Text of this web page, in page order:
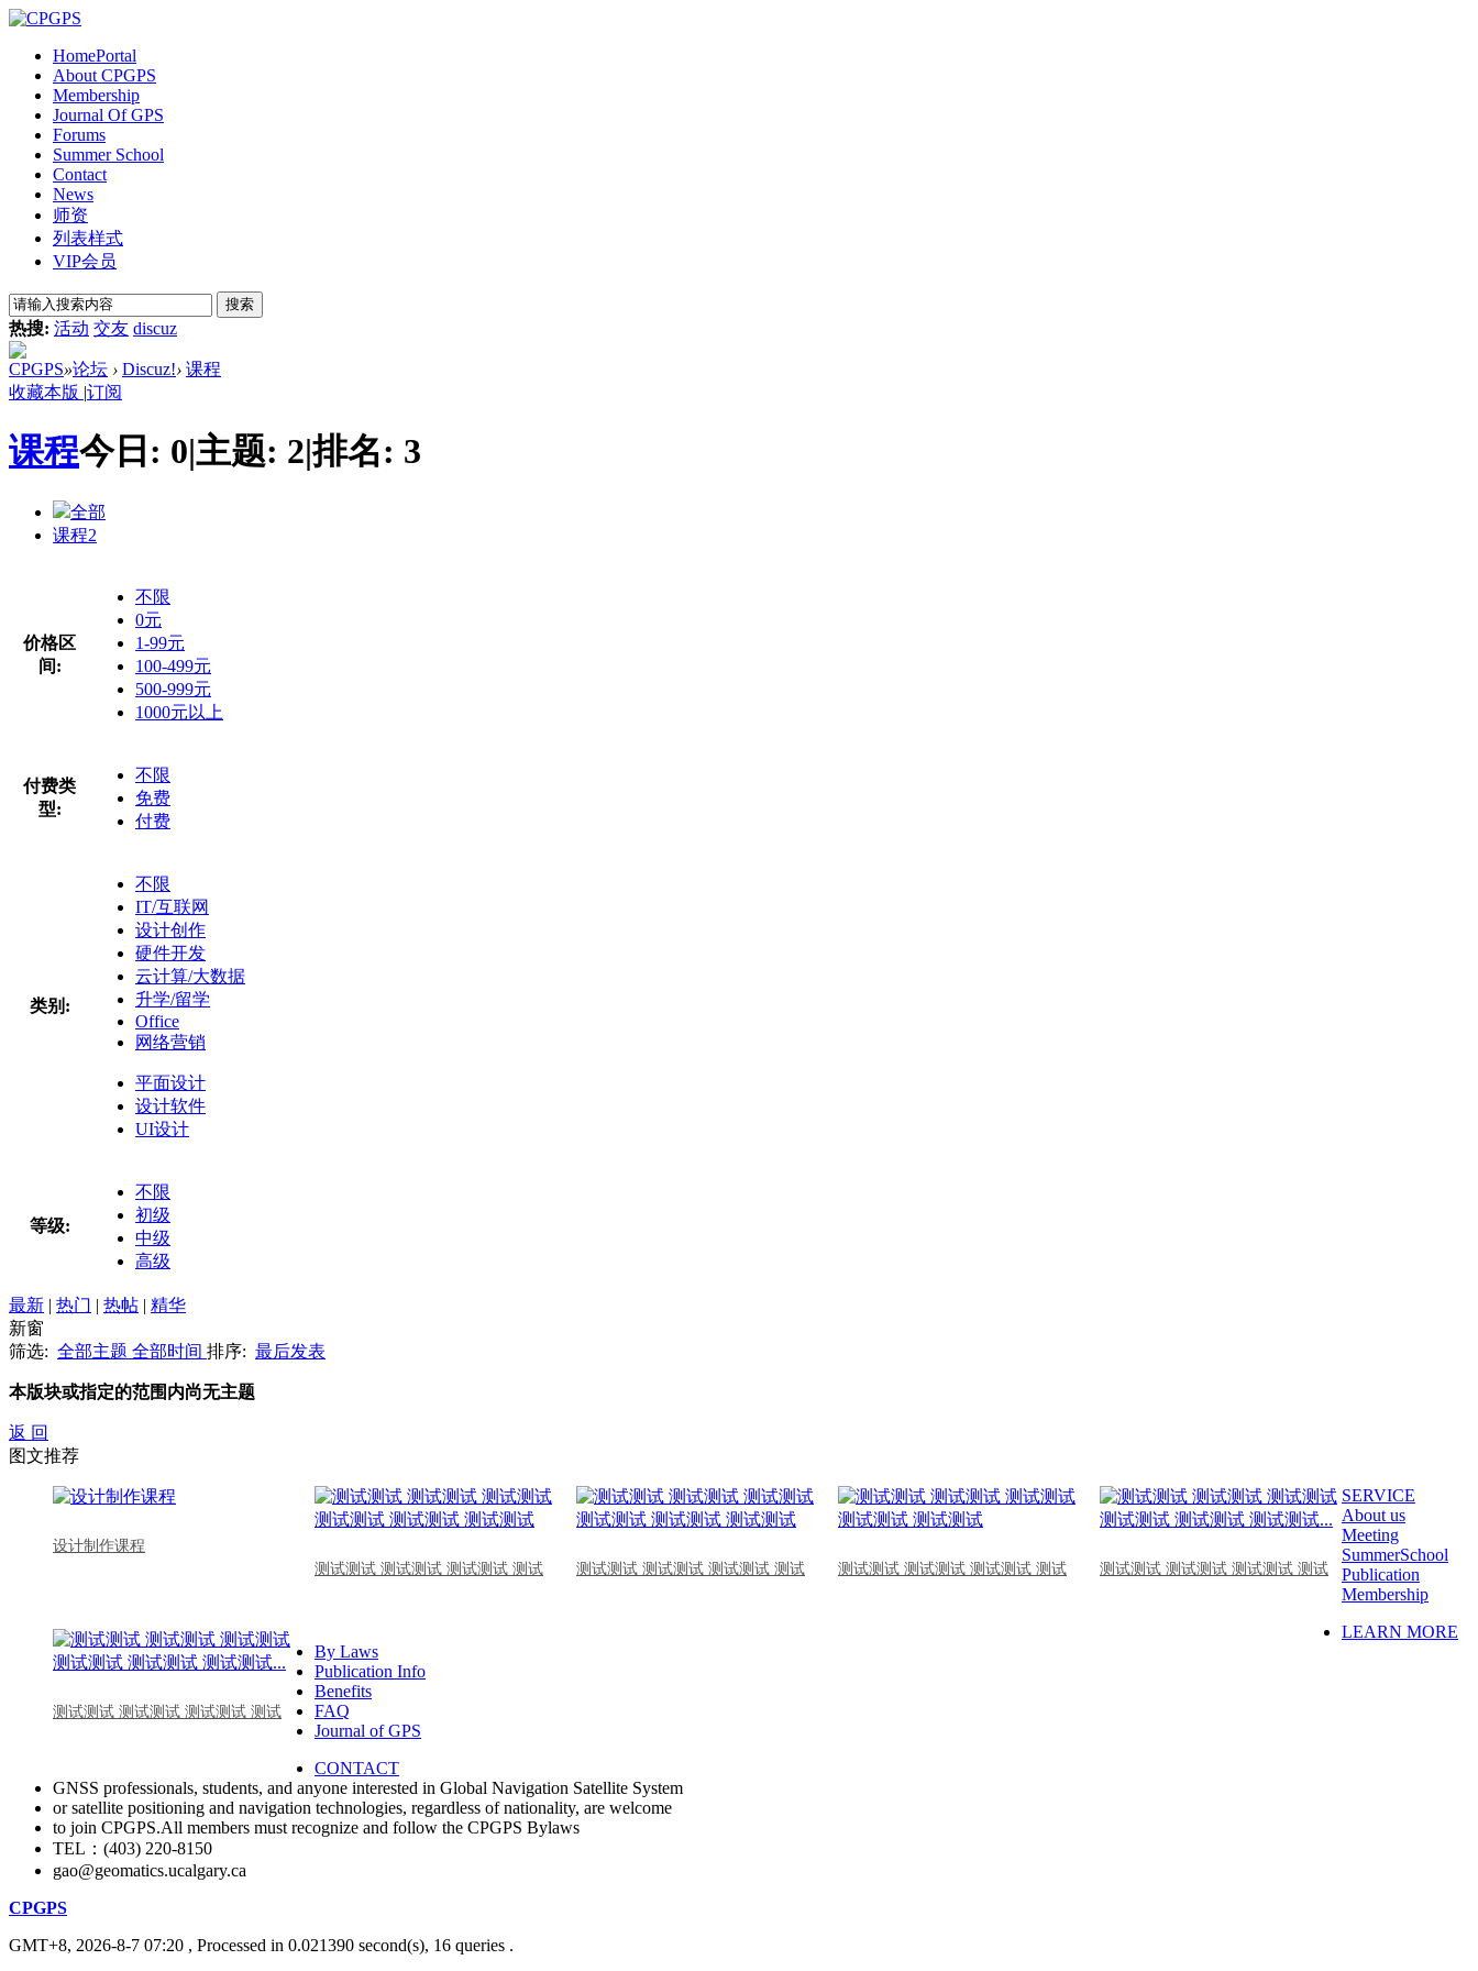
HomePortal
About CPGPS
Membership
Journal Of GPS
Forums
Summer School
Contact
News
师资
列表样式
VIP会员
搜索
热搜: 活动 交友 discuz
CPGPS»论坛 › Discuz!› 课程
收藏本版 |订阅
课程今日: 0|主题: 2|排名: 3
全部
课程2
价格区
间:
不限
0元
1-99元
100-499元
500-999元
1000元以上
付费类
型:
不限
免费
付费
类别:
不限
IT/互联网
设计创作
硬件开发
云计算/大数据
升学/留学
Office
网络营销
平面设计
设计软件
UI设计
等级:
不限
初级
中级
高级
最新 | 热门 | 热帖 | 精华
新窗
筛选: 全部主题 全部时间 排序: 最后发表
本版块或指定的范围内尚无主题
返 回
图文推荐
设计制作课程
测试测试 测试测试 测试测试 测试
测试测试 测试测试 测试测试 测试 测试测试 测试测试 测试测试 测试 测试测试 测试测试 测试测试 测试
测试测试 测试测试 测试测试 测试
SERVICE
About us
Meeting
SummerSchool
Publication
Membership
LEARN MORE
By Laws
Publication Info
Benefits
FAQ
Journal of GPS
CONTACT
GNSS professionals, students, and anyone interested in Global Navigation Satellite System
or satellite positioning and navigation technologies, regardless of nationality, are welcome
to join CPGPS.All members must recognize and follow the CPGPS Bylaws
TEL：(403) 220-8150
gao@geomatics.ucalgary.ca
CPGPS
GMT+8, 2026-8-7 07:20 , Processed in 0.021390 second(s), 16 queries .